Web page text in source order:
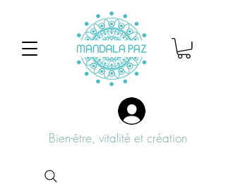
Bien-être, vitalité et création